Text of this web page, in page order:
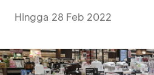
Hingga 28 Feb 2022